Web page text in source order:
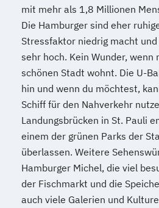
mit mehr als 1,8 Millionen
Die Hamburger sind eher
Stressfaktor niedrig macht
sehr hoch. Kein Wunder, wenn
schönen Stadt wohnt. Die U-
hin und wenn du möchtest,
Schiff für den Nahverkehr
Landungsbrücken in St. Pauli
einem der grünen Parks der
überlassen. Weitere
Hamburger Michel, die viel
der Fischmarkt und die
auch viele Galerien und